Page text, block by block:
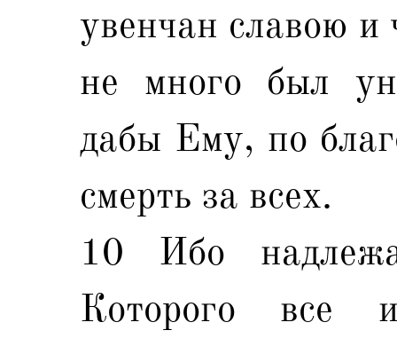
увенчан славою
не много был
дабы Ему, по
смерть за всех.
10 Ибо
Которого все